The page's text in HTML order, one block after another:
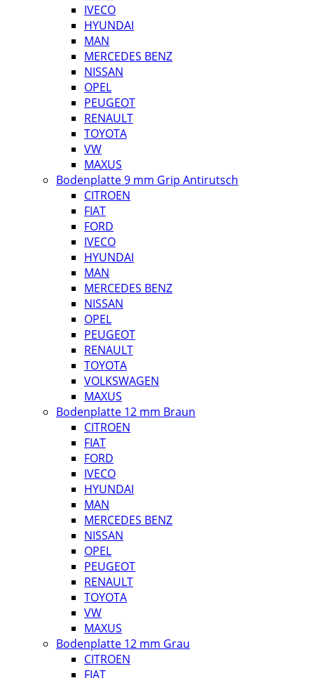
IVECO
HYUNDAI
MAN
MERCEDES BENZ
NISSAN
OPEL
PEUGEOT
RENAULT
TOYOTA
VW
MAXUS
Bodenplatte 9 mm Grip Antirutsch
CITROEN
FIAT
FORD
IVECO
HYUNDAI
MAN
MERCEDES BENZ
NISSAN
OPEL
PEUGEOT
RENAULT
TOYOTA
VOLKSWAGEN
MAXUS
Bodenplatte 12 mm Braun
CITROEN
FIAT
FORD
IVECO
HYUNDAI
MAN
MERCEDES BENZ
NISSAN
OPEL
PEUGEOT
RENAULT
TOYOTA
VW
MAXUS
Bodenplatte 12 mm Grau
CITROEN
FIAT